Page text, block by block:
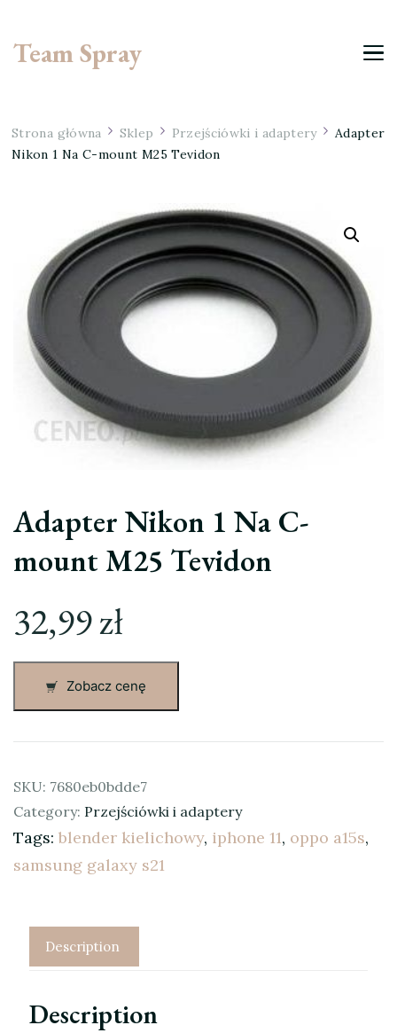
Team Spray
Strona główna Sklep Przejściówki i adaptery
Adapter
Nikon 1 Na C-mount M25 Tevidon
Adapter Nikon 1 Na C-
mount M25 Tevidon
32,99zł
Zobacz cenę
SKU: 7680eb0bdde7
Category: Przejściówki i adaptery
Tags: blender kielichowy, iphone 11, oppo a15s,
samsung galaxy s21
Description
Description